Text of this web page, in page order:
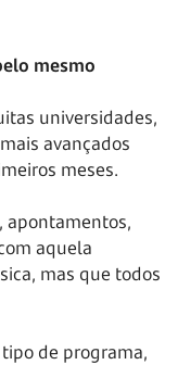
mesmo
universidades,
avançados
meses.
apontamentos,
aquela
mas que todos
de programa,